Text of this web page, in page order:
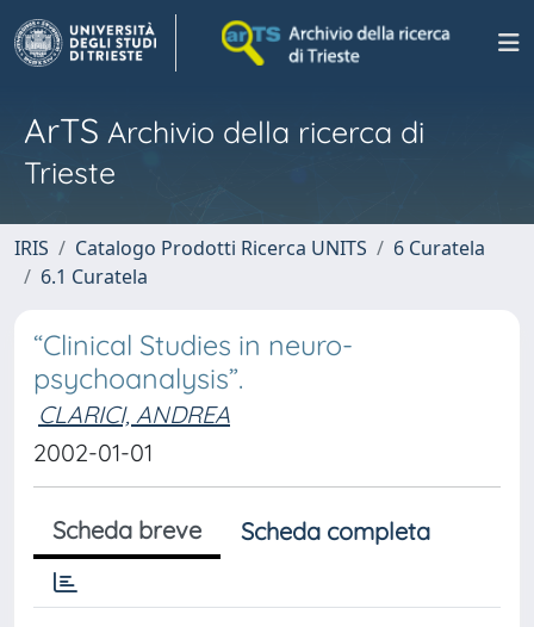
ArTS Archivio della ricerca di
Trieste
IRIS Catalogo Prodotti Ricerca UNITS
6 Curatela
6.1 Curatela
“Clinical Studies in neuro-
psychoanalysis”.
CLARICI, ANDREA
2002-01-01
Scheda breve Scheda completa